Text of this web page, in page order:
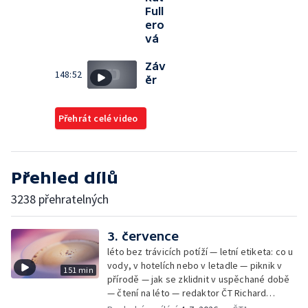
Full
ero
vá
148:52
Záv
ěr
Přehrát celé video
Přehled dílů
3238 přehratelných
151 min
3. července
léto bez trávicích potíží — letní etiketa: co u
vody, v hotelích nebo v letadle — piknik v
přírodě — jak se zklidnit v uspěchané době
— čtení na léto — redaktor ČT Richard